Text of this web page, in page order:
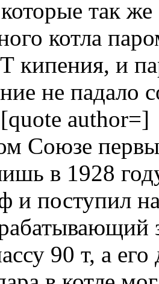
так же
котла
кипения, и
не падало
author=]
Союзе
в 1928
и поступил
90 т, а его